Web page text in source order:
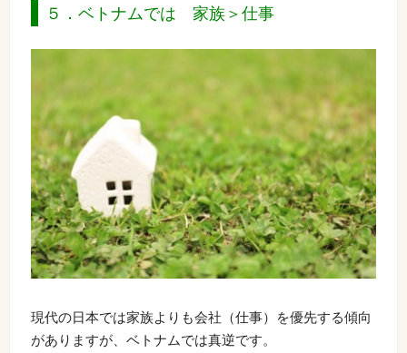
５．ベトナムでは 家族＞仕事
現代の日本では家族よりも会社（仕事）を優先する傾向
がありますが、ベトナムでは真逆です。